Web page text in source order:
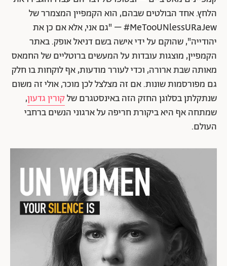
הלחץ. אחד הבולטים שבהם, הוא הקמפיין המצמרר של
MeTooUNlessURaJew# – "גם אני, אלא אם כן את
יהודייה", שהוקם על ידי אישה בשם דניאל אופק. באתר
הקמפיין, מוצגות עובדות על המעשים ברוטליים של החמאס
מאותה שבת ארורה, וכדי לעורר מודעות, אף לוקחות בו חלק
גם מפורסמות שונות. אם זה מצלצל לכן מוכר, אולי זה משום
שנתקלתן בסלוגן החזק הזה באינסטגרם שלקורין גדעון,
שמתחה אף היא ביקורת חריפה על ארגוני הנשים ברחבי
העולם.